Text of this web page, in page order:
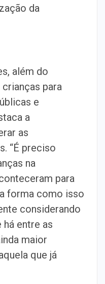
da
além do
para
e
a
as
“É preciso
na
para
forma como isso
considerando
entre as
maior
que já